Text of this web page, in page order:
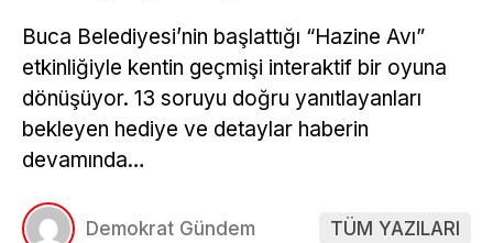
Buca Belediyesi’nin başlattığı “Hazine Avı”
etkinliğiyle kentin geçmişi interaktif bir oyuna
dönüşüyor. 13 soruyu doğru yanıtlayanları
bekleyen hediye ve detaylar haberin
devamında…
Demokrat Gündem TÜM YAZILARI